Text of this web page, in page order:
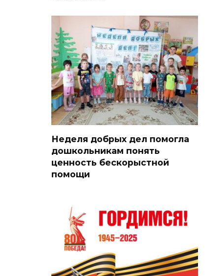
Неделя добрых дел помогла
дошкольникам понять
ценность бескорыстной
помощи